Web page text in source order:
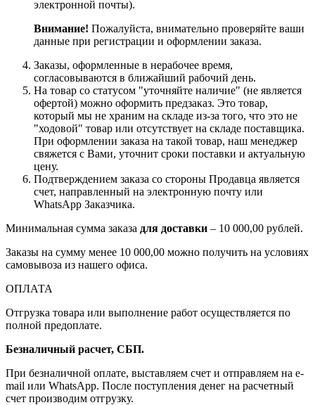
электронной почты).
Внимание! Пожалуйста, внимательно проверяйте ваши
данные при регистрации и оформлении заказа.
Заказы, оформленные в нерабочее время,
согласовываются в ближайший рабочий день.
На товар со статусом "уточняйте наличие" (не является
офертой) можно оформить предзаказ. Это товар,
который мы не храним на складе из-за того, что это не
"ходовой" товар или отсутствует на складе поставщика.
При оформлении заказа на такой товар, наш менеджер
свяжется с Вами, уточнит сроки поставки и актуальную
цену.
Подтверждением заказа со стороны Продавца является
счет, направленный на электронную почту или
WhatsApp Заказчика.
Минимальная сумма заказа для доставки – 10 000,00 рублей.
Заказы на сумму менее 10 000,00 можно получить на условиях
самовывоза из нашего офиса.
ОПЛАТА
Отгрузка товара или выполнение работ осуществляется по
полной предоплате.
Безналичный расчет, СБП.
При безналичной оплате, выставляем счет и отправляем на e-
mail или WhatsApp. После поступления денег на расчетный
счет производим отгрузку.